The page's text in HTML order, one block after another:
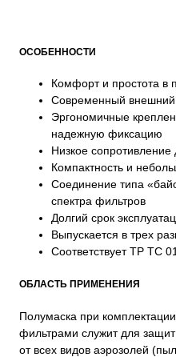
ОСОБЕННОСТИ
Комфорт и простота в
Современный внешний
Эргономичные
надежную фиксацию
Низкое
Компактность и
Соединение типа
спектра фильтров
Долгий срок
Выпускается в трех
Соответствует ТР ТС
ОБЛАСТЬ ПРИМЕНЕНИЯ
Полумаска при
фильтрами служит для
от всех видов аэрозолей